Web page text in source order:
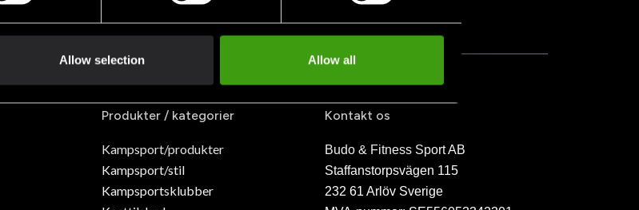
Allow selection Allow all
Produkter / kategorier
Kampsport/produkter
Kampsport/stil
Kampsportsklubber
Kontakt os
Budo & Fitness Sport AB
Staffanstorpsvägen 115
232 61 Arlöv Sverige